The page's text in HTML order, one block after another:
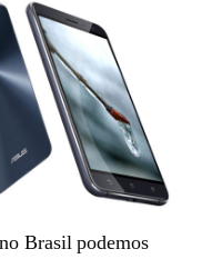
Brasil podemos